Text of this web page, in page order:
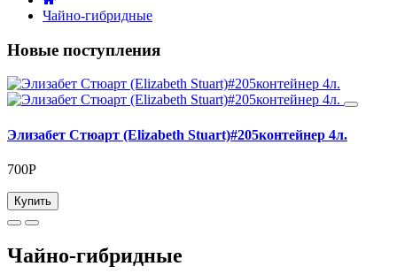
Чайно-гибридные
Новые поступления
Элизабет Стюарт (Elizabeth Stuart)#205контейнер 4л.
700Р
Купить
Чайно-гибридные